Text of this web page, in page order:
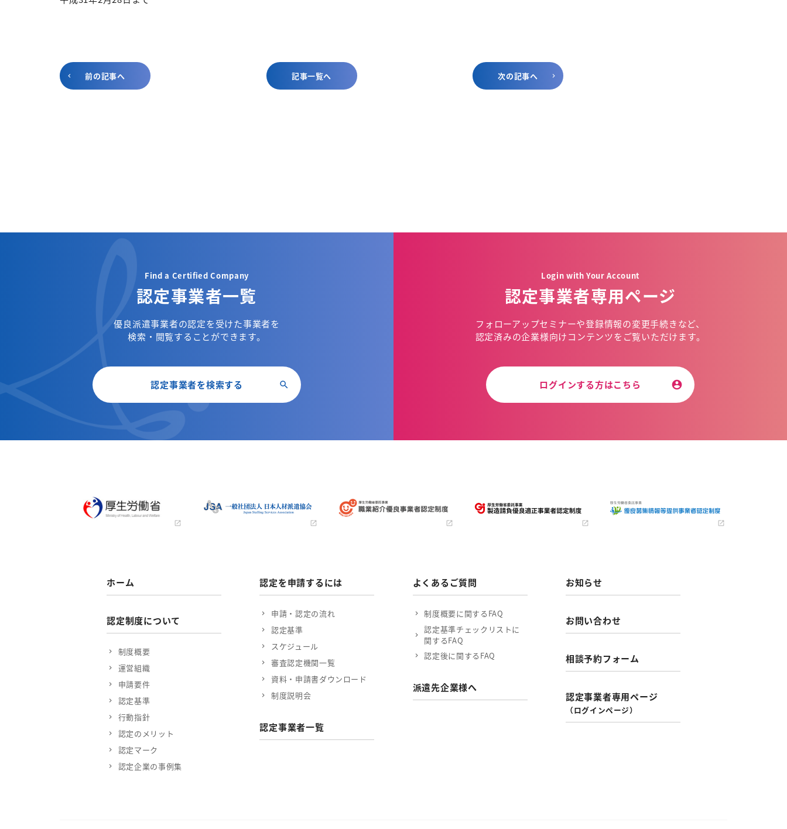
前の記事へ 記事一覧へ 次の記事へ
Find a Certified Company
認定事業者一覧
優良派遣事業者の認定を受けた事業者を
検索・閲覧することができます。
認定事業者を検索する
Login with Your Account
認定事業者専用ページ
フォローアップセミナーや登録情報の変更手続きなど、
認定済みの企業様向けコンテンツを ご覧いただけます。
ログインする方はこちら
ホーム
認定制度について
制度概要
運営組織
申請要件
認定基準
行動指針
認定のメリット
認定マーク
認定企業の事例集
認定を申請するには
申請・認定の流れ
認定基準
スケジュール
審査認定機関一覧
資料・申請書ダウンロード
制度説明会
認定事業者一覧
よくあるご質問
制度概要に関するFAQ
認定基準チェックリストに
関するFAQ
認定後に関するFAQ
派遣先企業様へ
お知らせ
お問い合わせ
相談予約フォーム
認定事業者専用ページ
（ログインページ）